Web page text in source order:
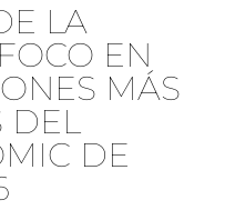
LA
EN
MÁS
DEL
DE